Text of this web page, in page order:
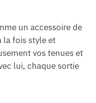
un accessoire de
la fois style et
vos tenues et
lui, chaque sortie